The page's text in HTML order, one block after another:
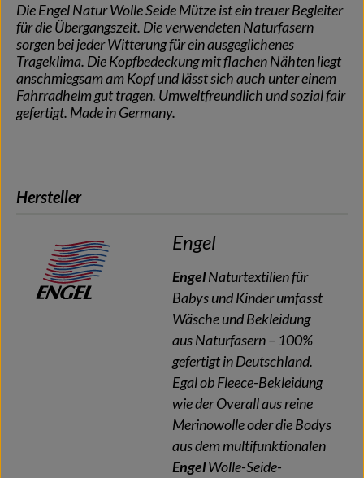
Die Engel Natur Wolle Seide Mütze ist ein treuer Begleiter
für die Übergangszeit. Die verwendeten Naturfasern
sorgen bei jeder Witterung für ein ausgeglichenes
Trageklima. Die Kopfbedeckung mit flachen Nähten liegt
anschmiegsam am Kopf und lässt sich auch unter einem
Fahrradhelm gut tragen. Umweltfreundlich und sozial fair
gefertigt. Made in Germany.
Hersteller
Engel
EngelNaturtextilien für
Babys und Kinder umfasst
Wäsche und Bekleidung
aus Naturfasern – 100%
gefertigt in Deutschland.
Egal ob Fleece-Bekleidung
wie der Overall aus reine
Merinowolle oder die Bodys
aus dem multifunktionalen
EngelWolle-Seide-